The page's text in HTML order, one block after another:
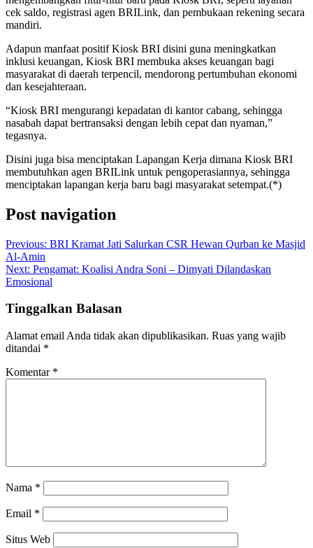
cek saldo, registrasi agen BRILink, dan pembukaan rekening secara
mandiri.
Adapun manfaat positif Kiosk BRI disini guna meningkatkan
inklusi keuangan, Kiosk BRI membuka akses keuangan bagi
masyarakat di daerah terpencil, mendorong pertumbuhan ekonomi
dan kesejahteraan.
“Kiosk BRI mengurangi kepadatan di kantor cabang, sehingga
nasabah dapat bertransaksi dengan lebih cepat dan nyaman,”
tegasnya.
Disini juga bisa menciptakan Lapangan Kerja dimana Kiosk BRI
membutuhkan agen BRILink untuk pengoperasiannya, sehingga
menciptakan lapangan kerja baru bagi masyarakat setempat.(*)
Post navigation
Previous: BRI Kramat Jati Salurkan CSR Hewan Qurban ke Masjid
Al-Amin
Next: Pengamat: Koalisi Andra Soni – Dimyati Dilandaskan
Emosional
Tinggalkan Balasan
Alamat email Anda tidak akan dipublikasikan. Ruas yang wajib
ditandai *
Komentar *
Nama *
Email *
Situs Web